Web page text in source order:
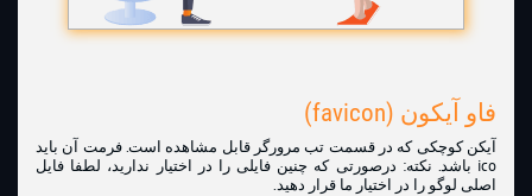
فاو آیکون (favicon)
آیکن کوچکی که در قسمت تب مرورگر قابل مشاهده است. فرمت آن باید
ico باشد. نکته: درصورتی که چنین فایلی را در اختیار ندارید، لطفا فایل
اصلی لوگو را در اختیار ما قرار دهید.